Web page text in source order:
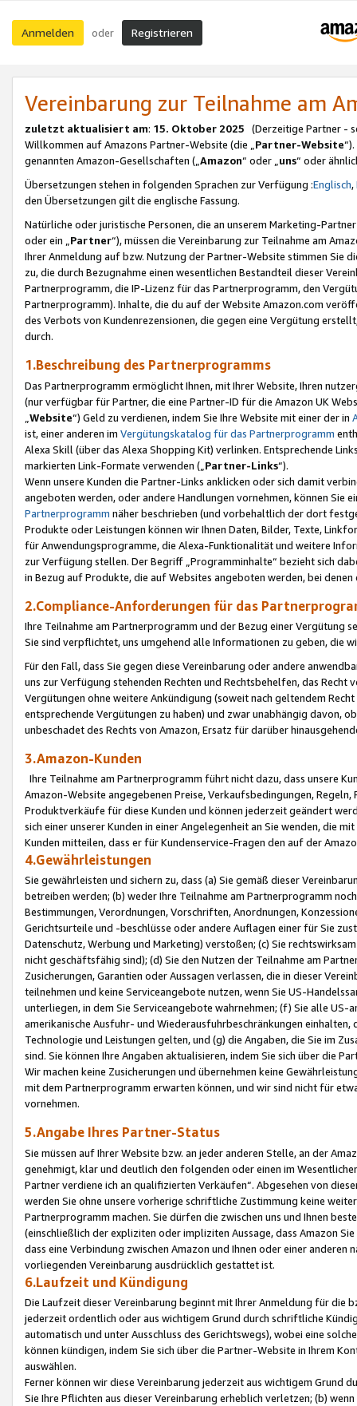
Anmelden oder Registrieren
Vereinbarung zur Teilnahme am
zuletzt aktualisiert am: 15. Oktober 2025 (Derzeitige Partner -
Willkommen auf Amazons Partner-Website (die „Partner-Website
genannten Amazon-Gesellschaften („Amazon“ oder „uns“ oder
Übersetzungen stehen in folgenden Sprachen zur Verfügung :Englisch,
den Übersetzungen gilt die englische Fassung.
Natürliche oder juristische Personen, die an unserem Marketing-
oder ein „Partner“), müssen die Vereinbarung zur Teilnahme am
Ihrer Anmeldung auf bzw. Nutzung der Partner-Website stimmen Sie
zu, die durch Bezugnahme einen wesentlichen Bestandteil dieser
Partnerprogramm, die IP-Lizenz für das Partnerprogramm, den
Partnerprogramm). Inhalte, die du auf der Website Amazon.com
des Verbots von Kundenrezensionen, die gegen eine Vergütung
durch.
1.Beschreibung des Partnerprogramms
Das Partnerprogramm ermöglicht Ihnen, mit Ihrer Website, Ihren
(nur verfügbar für Partner, die eine Partner-ID für die Amazon UK
Website“) Geld zu verdienen, indem Sie Ihre Website mit einer der in
ist, einer anderen im Vergütungskatalog für das Partnerprogramm
Alexa Skill (über das Alexa Shopping Kit) verlinken. Entsprechende
markierten Link-Formate verwenden („ Partner-Links“).
Wenn unsere Kunden die Partner-Links anklicken oder sich damit
angeboten werden, oder andere Handlungen vornehmen, können Sie
Partnerprogramm näher beschrieben (und vorbehaltlich der dort
Produkte oder Leistungen können wir Ihnen Daten, Bilder, Texte,
für Anwendungsprogramme, die Alexa-Funktionalität und weitere
zur Verfügung stellen. Der Begriff „Programminhalte“ bezieht sich
in Bezug auf Produkte, die auf Websites angeboten werden, bei
2.Compliance-Anforderungen für das
Ihre Teilnahme am Partnerprogramm und der Bezug einer Vergütung
Sie sind verpflichtet, uns umgehend alle Informationen zu geben, die
Für den Fall, dass Sie gegen diese Vereinbarung oder andere
uns zur Verfügung stehenden Rechten und Rechtsbehelfen, das
Vergütungen ohne weitere Ankündigung (soweit nach geltendem
entsprechende Vergütungen zu haben) und zwar unabhängig davon,
unbeschadet des Rechts von Amazon, Ersatz für darüber
3.Amazon-Kunden
Ihre Teilnahme am Partnerprogramm führt nicht dazu, dass unsere
Amazon-Website angegebenen Preise, Verkaufsbedingungen,
Produktverkäufe für diese Kunden und können jederzeit geändert
sich einer unserer Kunden in einer Angelegenheit an Sie wenden, die
Kunden mitteilen, dass er für Kundenservice-Fragen den auf der
4.Gewährleistungen
Sie gewährleisten und sichern zu, dass (a) Sie gemäß dieser
betreiben werden; (b) weder Ihre Teilnahme am Partnerprogramm
Bestimmungen, Verordnungen, Vorschriften, Anordnungen,
Gerichtsurteile und -beschlüsse oder andere Auflagen einer für Sie
Datenschutz, Werbung und Marketing) verstoßen; (c) Sie
nicht geschäftsfähig sind); (d) Sie den Nutzen der Teilnahme am
Zusicherungen, Garantien oder Aussagen verlassen, die in dieser
teilnehmen und keine Serviceangebote nutzen, wenn Sie US-
unterliegen, in dem Sie Serviceangebote wahrnehmen; (f) Sie alle
amerikanische Ausfuhr- und Wiederausfuhrbeschränkungen
Technologie und Leistungen gelten, und (g) die Angaben, die Sie im
sind. Sie können Ihre Angaben aktualisieren, indem Sie sich über die
Wir machen keine Zusicherungen und übernehmen keine
mit dem Partnerprogramm erwarten können, und wir sind nicht für
vornehmen.
5.Angabe Ihres Partner-Status
Sie müssen auf Ihrer Website bzw. an jeder anderen Stelle, an der
genehmigt, klar und deutlich den folgenden oder einen im
Partner verdiene ich an qualifizierten Verkäufen“. Abgesehen von
werden Sie ohne unsere vorherige schriftliche Zustimmung keine
Partnerprogramm machen. Sie dürfen die zwischen uns und Ihnen
(einschließlich der expliziten oder impliziten Aussage, dass Amazon
dass eine Verbindung zwischen Amazon und Ihnen oder einer
vorliegenden Vereinbarung ausdrücklich gestattet ist.
6.Laufzeit und Kündigung
Die Laufzeit dieser Vereinbarung beginnt mit Ihrer Anmeldung für die
jederzeit ordentlich oder aus wichtigem Grund durch schriftliche
automatisch und unter Ausschluss des Gerichtswegs), wobei eine
können kündigen, indem Sie sich über die Partner-Website in Ihrem
auswählen.
Ferner können wir diese Vereinbarung jederzeit aus wichtigem Grund
Sie Ihre Pflichten aus dieser Vereinbarung erheblich verletzen; (b)